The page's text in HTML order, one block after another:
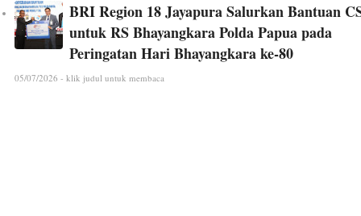
BRI Region 18 Jayapura Salurkan Bantuan
untuk RS Bhayangkara Polda Papua pada
Peringatan Hari Bhayangkara ke-80
05/07/2026 - klik judul untuk membaca